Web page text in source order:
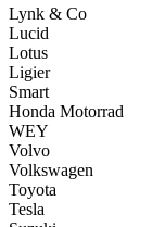
Lynk & Co
Lucid
Lotus
Ligier
Smart
Honda Motorrad
WEY
Volvo
Volkswagen
Toyota
Tesla